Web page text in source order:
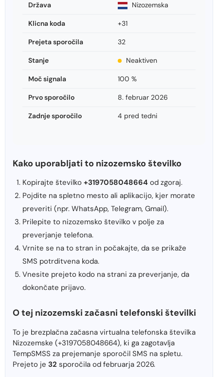
Država Nizozemska
Klicna koda +31
Prejeta sporočila 32
Stanje Neaktiven
Moč signala 100 %
Prvo sporočilo 8. februar 2026
Zadnje sporočilo 4 pred tedni
Kako uporabljati to nizozemsko številko
Kopirajte številko +3197058048664 od zgoraj.
Pojdite na spletno mesto ali aplikacijo, kjer morate
preveriti (npr. WhatsApp, Telegram, Gmail).
Prilepite to nizozemsko številko v polje za
preverjanje telefona.
Vrnite se na to stran in počakajte, da se prikaže
SMS potrditvena koda.
Vnesite prejeto kodo na strani za preverjanje, da
dokončate prijavo.
O tej nizozemski začasni telefonski številki
To je brezplačna začasna virtualna telefonska številka
Nizozemske (+3197058048664), ki ga zagotavlja
TempSMSS za prejemanje sporočil SMS na spletu.
Prejeto je 32 sporočila od februarja 2026.